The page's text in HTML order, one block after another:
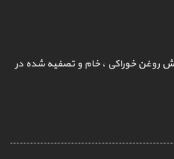
روغن خوراکی ، خام و تصفیه شده در